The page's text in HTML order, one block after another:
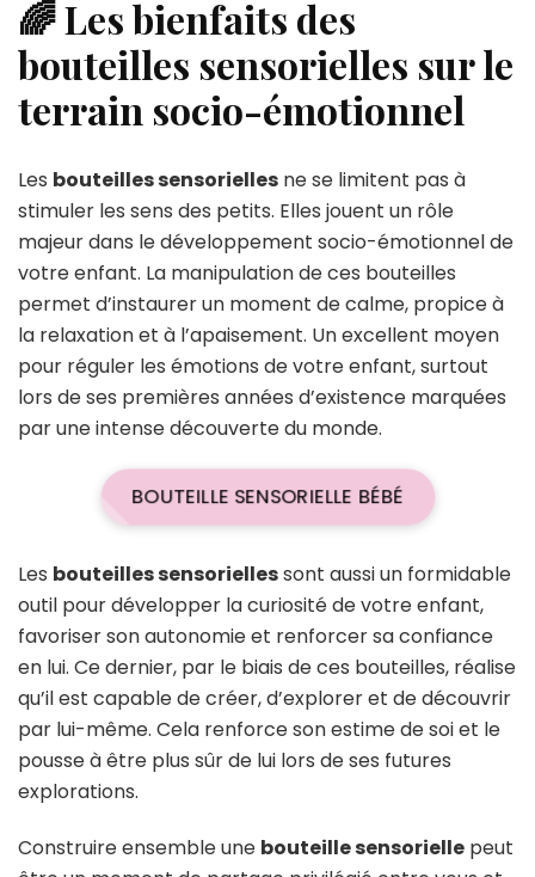
🌈 Les bienfaits des
bouteilles sensorielles sur le
terrain socio-émotionnel
Les bouteilles sensorielles ne se limitent pas à
stimuler les sens des petits. Elles jouent un rôle
majeur dans le développement socio-émotionnel de
votre enfant. La manipulation de ces bouteilles
permet d’instaurer un moment de calme, propice à
la relaxation et à l’apaisement. Un excellent moyen
pour réguler les émotions de votre enfant, surtout
lors de ses premières années d’existence marquées
par une intense découverte du monde.
BOUTEILLE SENSORIELLE BÉBÉ
Les bouteilles sensoriellessont aussi un formidable
outil pour développer la curiosité de votre enfant,
favoriser son autonomie et renforcer sa confiance
en lui. Ce dernier, par le biais de ces bouteilles, réalise
qu’il est capable de créer, d’explorer et de découvrir
par lui-même. Cela renforce son estime de soi et le
pousse à être plus sûr de lui lors de ses futures
explorations.
Construire ensemble une bouteille sensorielle peut